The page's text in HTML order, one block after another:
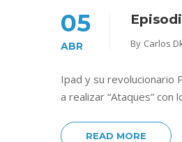
05
ABR By Carlos
Ipad y su revolucionario
a realizar “Ataques”
READ MORE